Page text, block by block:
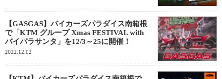
【GASGAS】バイカーズパラダイス南箱根
で「KTM グループ Xmas FESTIVAL with
バイパラサンタ」を12/3～25に開催！
2022.12.02